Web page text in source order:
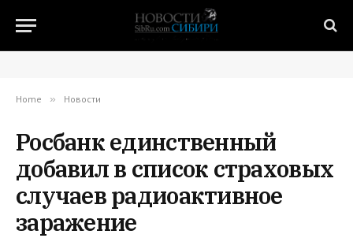
Home » Новости
Росбанк единственный
добавил в список страховых
случаев радиоактивное
заражение